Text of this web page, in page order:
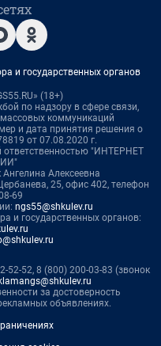
и государственных органов
(18+)
по надзору в сфере связи,
коммуникаций
и дата принятия решения о
от 07.08.2020 г.
ответственностью "ИНТЕРНЕТ
Алексеевна
25, офис 402, телефон
69
ngs55@shkulev.ru
и государственных органов:
52-52, 8 (800) 200-03-83 (звонок
за достоверность
объявлениях.